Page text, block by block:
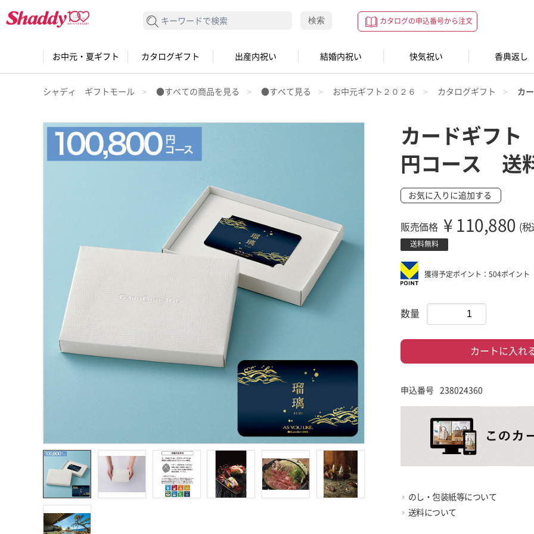
カタログの申込番号から注文
検索する 検索
お中元・夏ギフト カタログギフト 出産内祝い 結婚内祝い 快気祝い 香典返し
シャディ ギフトモール ●すべての商品を見る ●すべて見る お中元ギフト２０２６ カタログギフト カ
カードギフ
円コース 送
お気に入りに追加する
販売価格 ¥ 110,880 (税
送料無料
獲得予定ポイント：504ポイント
数量
カートに入れ
申込番号 238024360
のし・包装紙等について
送料について